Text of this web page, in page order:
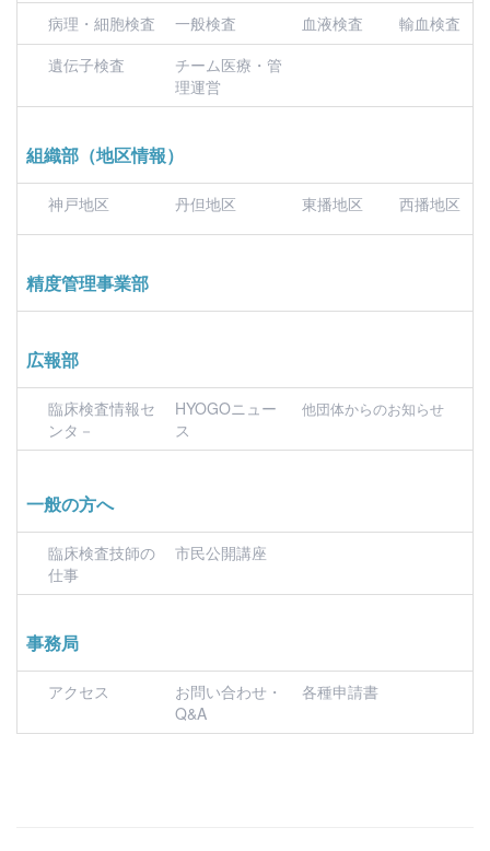
病理・細胞検査
一般検査 血液検査
輸血検査
遺伝子検査
チーム医療・管
理運営
組織部（地区情報）
神戸地区 丹但地区 東播地区 西播地区
精度管理事業部
広報部
臨床検査情報セ
ンタ－
HYOGOニュー
ス
他団体からのお知らせ
一般の方へ
臨床検査技師の
仕事
市民公開講座
事務局
アクセス
お問い合わせ・
Q&A
各種申請書